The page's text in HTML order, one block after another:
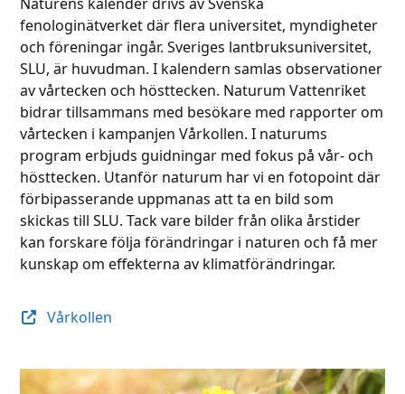
fenologinätverket där flera universitet, myndigheter
och föreningar ingår. Sveriges lantbruksuniversitet,
SLU, är huvudman. I kalendern samlas observationer
av vårtecken och hösttecken. Naturum Vattenriket
bidrar tillsammans med besökare med rapporter om
vårtecken i kampanjen Vårkollen. I naturums
program erbjuds guidningar med fokus på vår- och
hösttecken. Utanför naturum har vi en fotopoint där
förbipasserande uppmanas att ta en bild som
skickas till SLU. Tack vare bilder från olika årstider
kan forskare följa förändringar i naturen och få mer
kunskap om effekterna av klimatförändringar.
Vårkollen